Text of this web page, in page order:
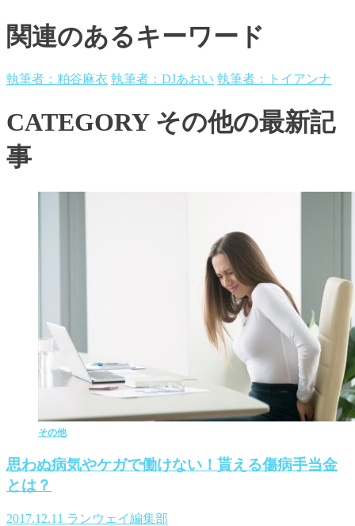
関連のあるキーワード
執筆者：粕谷麻衣 執筆者：DJあおい 執筆者：トイアンナ
CATEGORYその他の最新記
事
その他
思わぬ病気やケガで働けない！貰える傷病手当金
とは？
2017.12.11 ランウェイ編集部